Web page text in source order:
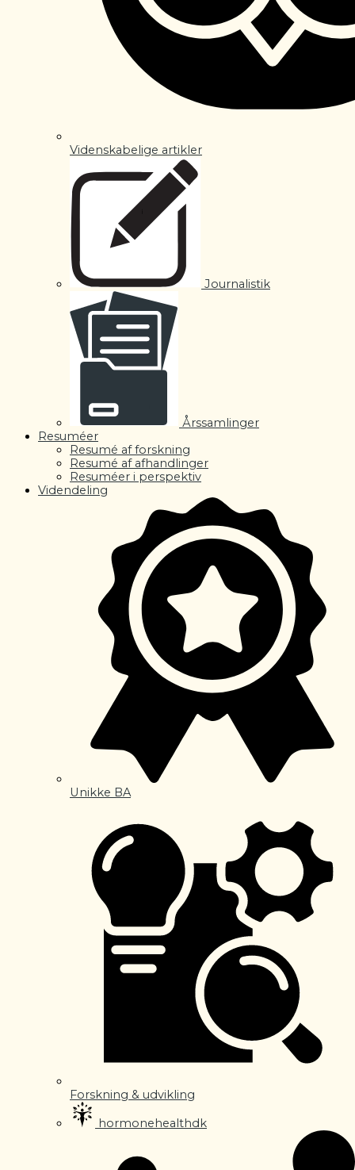
Videnskabelige artikler
Journalistik
Årssamlinger
Resuméer
Resumé af forskning
Resumé af afhandlinger
Resuméer i perspektiv
Videndeling
Unikke BA
Forskning & udvikling
hormonehealthdk